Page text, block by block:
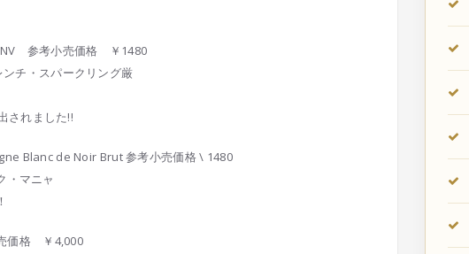
NV 参考小売価格 ￥1480
ンチ・スパークリング厳
されま した!!
Blanc de Noir Brut 参考小売価格 \ 1480
・マニャ
価格 ￥4,000